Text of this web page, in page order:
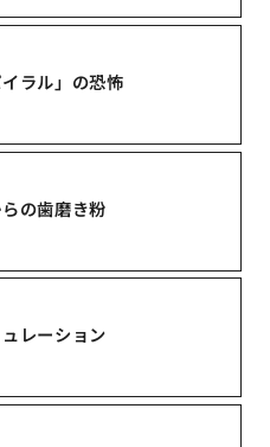
ラル」の恐怖
の歯磨き粉
レーション